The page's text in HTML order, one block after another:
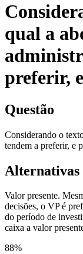
qual a
preferir,
Questão
Considerando o
tendem a preferir, e
Alternativas
Valor presente.
decisões, o VP é
do período de
caixa a valor
88%